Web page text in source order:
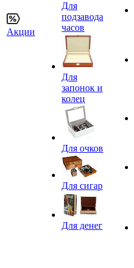
Акции
Для
подзавода
часов
Для
запонок и
колец
Для очков
Для сигар
Для денег